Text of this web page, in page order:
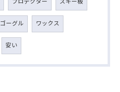
ゴーグル ワックス
安い